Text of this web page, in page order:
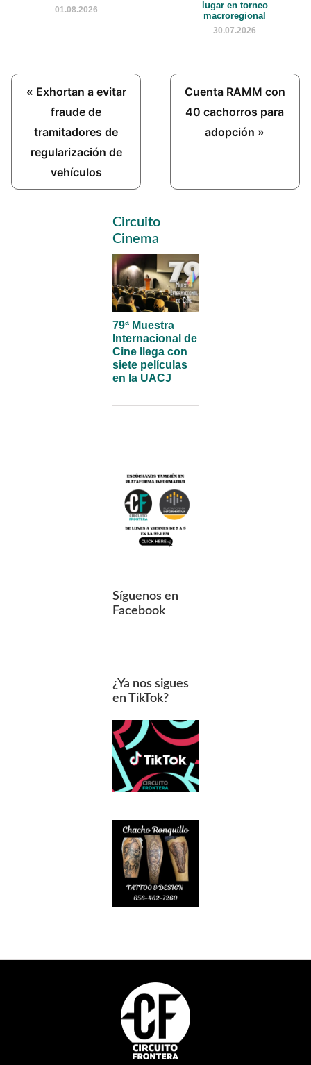
01.08.2026
lugar en torneo
macroregional
30.07.2026
Previous
Post:
« Exhortan a evitar
fraude de
tramitadores de
regularización de
vehículos
Next
Post:
Cuenta RAMM con
40 cachorros para
adopción »
Primary
Sidebar
Circuito
Cinema
79ª Muestra
Internacional de
Cine llega con
siete películas
en la UACJ
Síguenos en
Facebook
¿Ya nos sigues
en TikTok?